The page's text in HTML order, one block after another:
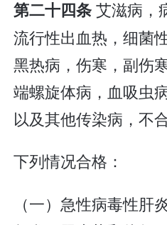
第二十四条艾滋病，
流行性出血热，细菌
黑热病，伤寒，副伤
端螺旋体病，血吸虫
以及其他传染病，不合
下列情况合格：
（一）急性病毒性肝